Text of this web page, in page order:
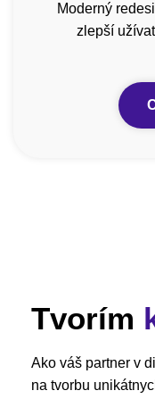
Moderný
zlepší
Tvorím
Ako váš partner v
na tvorbu